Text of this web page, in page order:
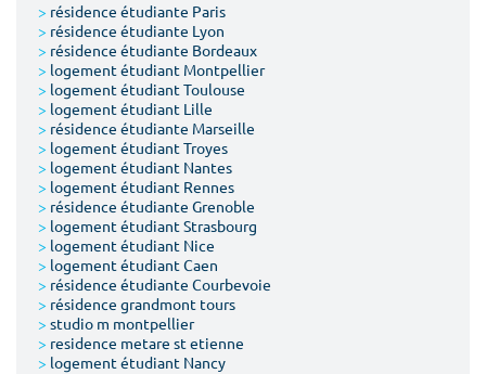
> résidence étudiante Paris
> résidence étudiante Lyon
> résidence étudiante Bordeaux
> logement étudiant Montpellier
> logement étudiant Toulouse
> logement étudiant Lille
> résidence étudiante Marseille
> logement étudiant Troyes
> logement étudiant Nantes
> logement étudiant Rennes
> résidence étudiante Grenoble
> logement étudiant Strasbourg
> logement étudiant Nice
> logement étudiant Caen
> résidence étudiante Courbevoie
> résidence grandmont tours
> studio m montpellier
> residence metare st etienne
> logement étudiant Nancy